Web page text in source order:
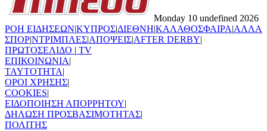
Monday 10 undefined 2026
ΡΟΗ ΕΙΔΗΣΕΩΝ|ΚΥΠΡΟΣ|ΔΙΕΘΝΗ|ΚΑΛΑΘΟΣΦΑΙΡΑ|ΑΛΛΑ
ΣΠΟΡ|ΝΤΡΙΜΠΛΕΣ|ΑΠΟΨΕΙΣ|AFTER DERBY|
ΠΡΩΤΟΣΕΛΙΔΟ | TV
ΕΠΙΚΟΙΝΩΝΙΑ|
TAYTOTHTA|
ΟΡΟΙ ΧΡΗΣΗΣ|
COOKIES|
ΕΙΔΟΠΟΙΗΣΗ ΑΠΟΡΡΗΤΟΥ|
ΔΗΛΩΣΗ ΠΡΟΣΒΑΣΙΜΟΤΗΤΑΣ|
ΠΟΛΙΤΗΣ